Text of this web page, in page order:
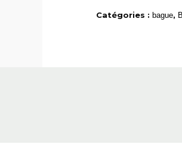
or
Catégories : bague,